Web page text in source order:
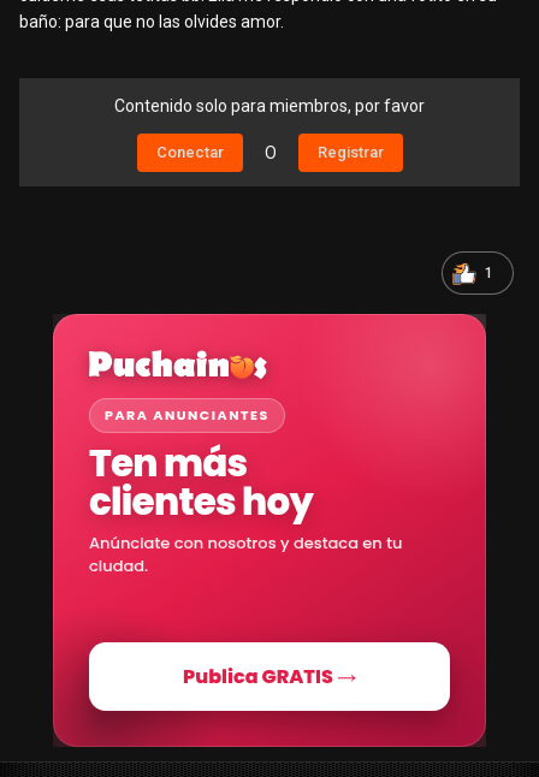
baño: para que no las olvides amor.
Contenido solo para miembros, por favor
Conectar O Registrar
1